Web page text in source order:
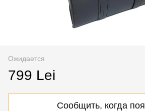
Ожидается
799 Lei
Сообщить, когда